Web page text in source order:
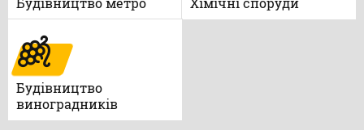
Будівництво
виноградників